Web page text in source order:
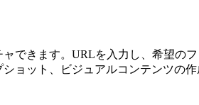
できます。URLを入力し、希望の
ョット、ビジュアルコンテンツの